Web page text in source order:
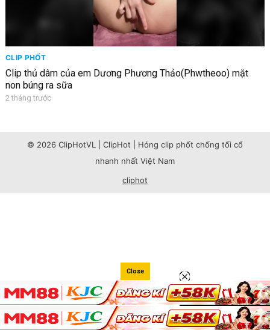
CLIP PHỐT
Clip thủ dâm của em Dương Phương Thảo(Phwtheoo) mặt
non búng ra sữa
2 tháng trước
© 2026 ClipHotVL | ClipHot | Hóng clip phốt chống tối cổ
nhanh nhất Việt Nam
cliphot
Close